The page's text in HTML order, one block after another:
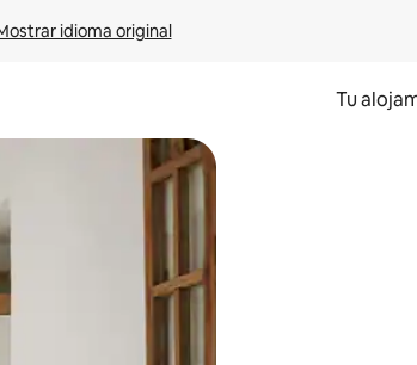
idioma original
Tu